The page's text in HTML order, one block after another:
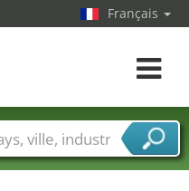
Français
Toggle
Secteurs de foire